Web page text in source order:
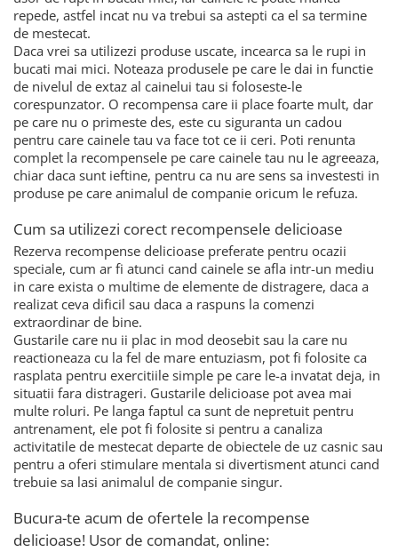
repede, astfel incat nu va trebui sa astepti ca el sa termine
de mestecat.
Daca vrei sa utilizezi produse uscate, incearca sa le rupi in
bucati mai mici. Noteaza produsele pe care le dai in functie
de nivelul de extaz al cainelui tau si foloseste-le
corespunzator. O recompensa care ii place foarte mult, dar
pe care nu o primeste des, este cu siguranta un cadou
pentru care cainele tau va face tot ce ii ceri. Poti renunta
complet la recompensele pe care cainele tau nu le agreeaza,
chiar daca sunt ieftine, pentru ca nu are sens sa investesti in
produse pe care animalul de companie oricum le refuza.
Cum sa utilizezi corect recompensele delicioase
Rezerva recompense delicioase preferate pentru ocazii
speciale, cum ar fi atunci cand cainele se afla intr-un mediu
in care exista o multime de elemente de distragere, daca a
realizat ceva dificil sau daca a raspuns la comenzi
extraordinar de bine.
Gustarile care nu ii plac in mod deosebit sau la care nu
reactioneaza cu la fel de mare entuziasm, pot fi folosite ca
rasplata pentru exercitiile simple pe care le-a invatat deja, in
situatii fara distrageri. Gustarile delicioase pot avea mai
multe roluri. Pe langa faptul ca sunt de nepretuit pentru
antrenament, ele pot fi folosite si pentru a canaliza
activitatile de mestecat departe de obiectele de uz casnic sau
pentru a oferi stimulare mentala si divertisment atunci cand
trebuie sa lasi animalul de companie singur.
Bucura-te acum de ofertele la recompense
delicioase! Usor de comandat, online: